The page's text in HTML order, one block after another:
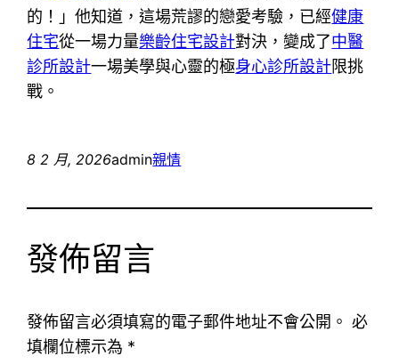
的！」他知道，這場荒謬的戀愛考驗，已經健康
住宅從一場力量樂齡住宅設計對決，變成了中醫
診所設計一場美學與心靈的極身心診所設計限挑
戰。
8 2 月, 2026admin親情
發佈留言
發佈留言必須填寫的電子郵件地址不會公開。 必
填欄位標示為 *